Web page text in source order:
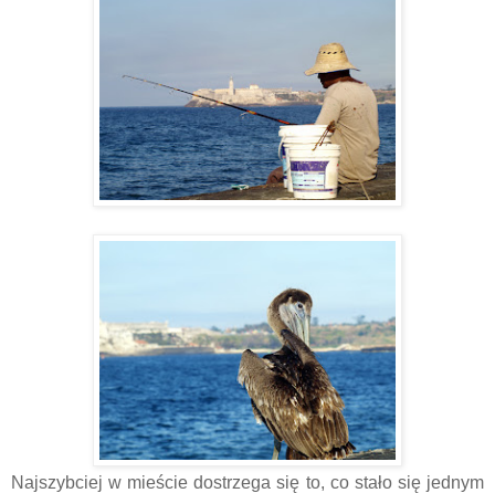
Najszybciej w mieście dostrzega się to, co stało się jednym